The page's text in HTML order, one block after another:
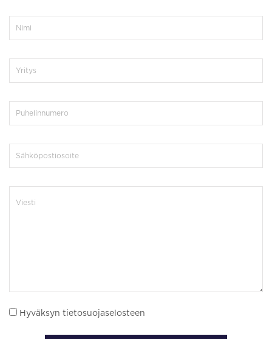
Hyväksyn tietosuojaselosteen